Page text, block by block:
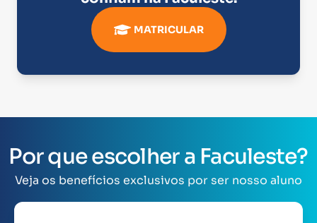
MATRICULAR
Por que escolher a Faculeste?
Veja os benefícios exclusivos por ser nosso aluno